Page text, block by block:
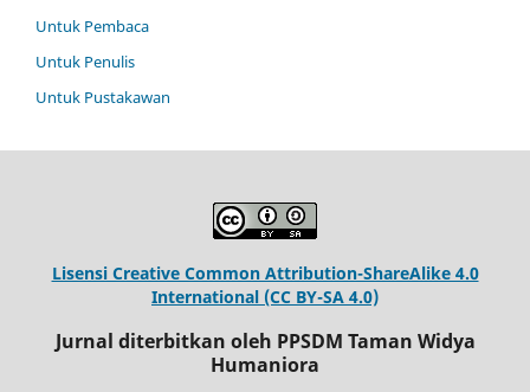
Untuk Pembaca
Untuk Penulis
Untuk Pustakawan
Lisensi Creative Common Attribution-ShareAlike 4.0
International (CC BY-SA 4.0)
Jurnal diterbitkan oleh PPSDM Taman Widya
Humaniora